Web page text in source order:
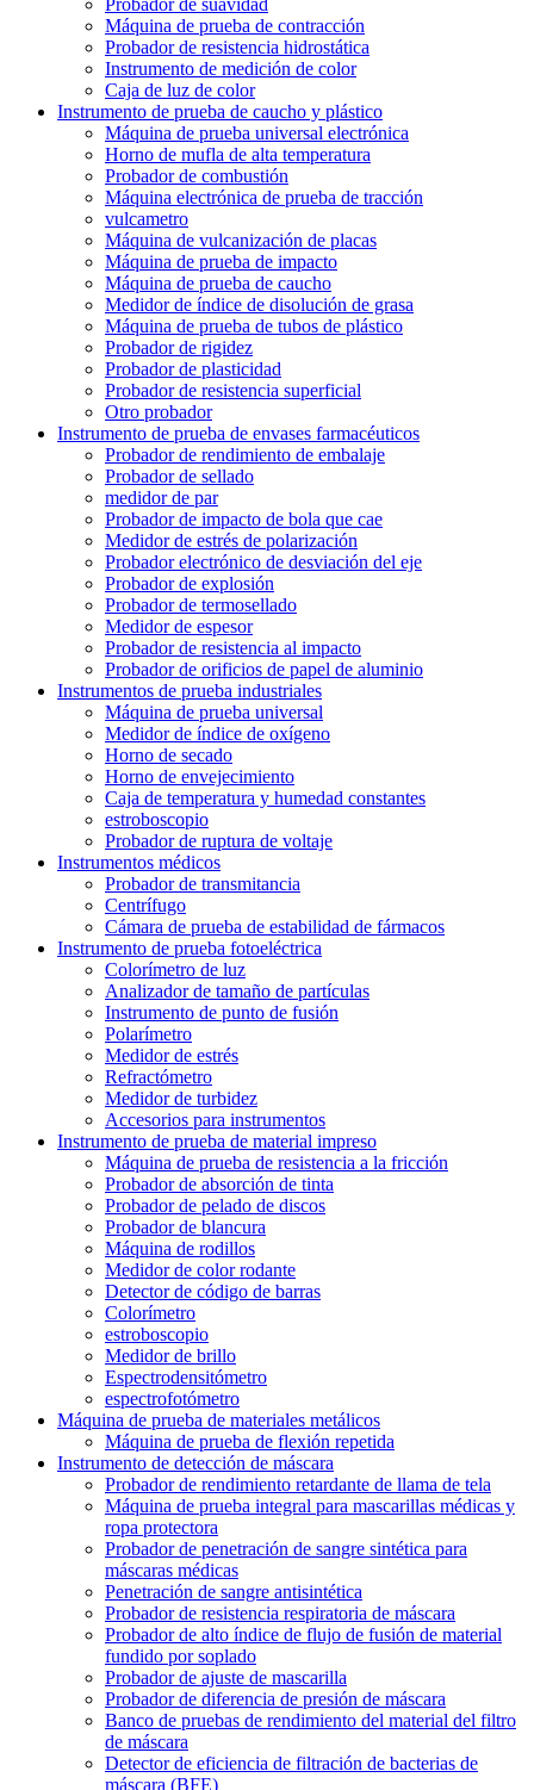
Máquina de prueba de contracción
Probador de resistencia hidrostática
Instrumento de medición de color
Caja de luz de color
Instrumento de prueba de caucho y plástico
Máquina de prueba universal electrónica
Horno de mufla de alta temperatura
Probador de combustión
Máquina electrónica de prueba de tracción
vulcametro
Máquina de vulcanización de placas
Máquina de prueba de impacto
Máquina de prueba de caucho
Medidor de índice de disolución de grasa
Máquina de prueba de tubos de plástico
Probador de rigidez
Probador de plasticidad
Probador de resistencia superficial
Otro probador
Instrumento de prueba de envases farmacéuticos
Probador de rendimiento de embalaje
Probador de sellado
medidor de par
Probador de impacto de bola que cae
Medidor de estrés de polarización
Probador electrónico de desviación del eje
Probador de explosión
Probador de termosellado
Medidor de espesor
Probador de resistencia al impacto
Probador de orificios de papel de aluminio
Instrumentos de prueba industriales
Máquina de prueba universal
Medidor de índice de oxígeno
Horno de secado
Horno de envejecimiento
Caja de temperatura y humedad constantes
estroboscopio
Probador de ruptura de voltaje
Instrumentos médicos
Probador de transmitancia
Centrífugo
Cámara de prueba de estabilidad de fármacos
Instrumento de prueba fotoeléctrica
Colorímetro de luz
Analizador de tamaño de partículas
Instrumento de punto de fusión
Polarímetro
Medidor de estrés
Refractómetro
Medidor de turbidez
Accesorios para instrumentos
Instrumento de prueba de material impreso
Máquina de prueba de resistencia a la fricción
Probador de absorción de tinta
Probador de pelado de discos
Probador de blancura
Máquina de rodillos
Medidor de color rodante
Detector de código de barras
Colorímetro
estroboscopio
Medidor de brillo
Espectrodensitómetro
espectrofotómetro
Máquina de prueba de materiales metálicos
Máquina de prueba de flexión repetida
Instrumento de detección de máscara
Probador de rendimiento retardante de llama de tela
Máquina de prueba integral para mascarillas médicas y
ropa protectora
Probador de penetración de sangre sintética para
máscaras médicas
Penetración de sangre antisintética
Probador de resistencia respiratoria de máscara
Probador de alto índice de flujo de fusión de material
fundido por soplado
Probador de ajuste de mascarilla
Probador de diferencia de presión de máscara
Banco de pruebas de rendimiento del material del filtro
de máscara
Detector de eficiencia de filtración de bacterias de
máscara (BFE)